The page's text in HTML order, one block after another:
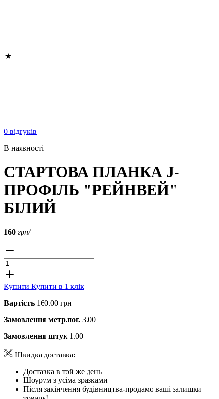
0 відгуків
В наявності
СТАРТОВА ПЛАНКА J-
ПРОФІЛЬ "РЕЙНВЕЙ"
БІЛИЙ
160 грн/
Купити Купити в 1 клік
Вартість 160.00 грн
Замовлення метр.пог. 3.00
Замовлення штук 1.00
Швидка доставка:
Доставка в той же день
Шоурум з усіма зразками
Після закінчення будівництва-продамо ваші залишки